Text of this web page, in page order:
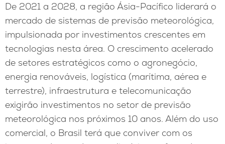
De 2021 a 2028, a região Ásia-Pacífico liderará o
mercado de sistemas de previsão meteorológica,
impulsionada por investimentos crescentes em
tecnologias nesta área. O crescimento acelerado
de setores estratégicos como o agronegócio,
energia renováveis, logística (marítima, aérea e
terrestre), infraestrutura e telecomunicação
exigirão investimentos no setor de previsão
meteorológica nos próximos 10 anos. Além do uso
comercial, o Brasil terá que conviver com os